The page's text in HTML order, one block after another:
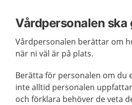
Vårdpersonalen ska
Vårdpersonalen berättar om
när ni väl är på plats.
Berätta för personalen om du
inte alltid personalen
och förklara behöver de veta